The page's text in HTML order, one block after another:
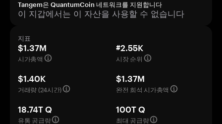
Tangem은 QuantumCoin 네트워크를 지원합니다
이 지갑에서는 이 자산을 사용할 수 없습니다
지표
$1.37M
시가총액
#2.55K
시장 순위
$1.40K
거래량 (24시간)
$1.37M
완전 희석 시가총액
18.74T Q
유통 공급량
100T Q
최대 공급량